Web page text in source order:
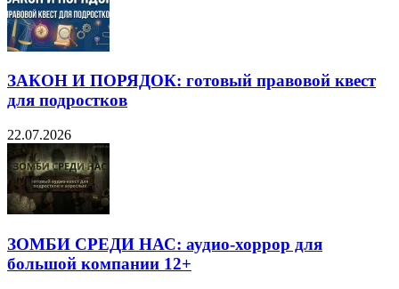
ЗАКОН И ПОРЯДОК: готовый правовой квест
для подростков
22.07.2026
ЗОМБИ СРЕДИ НАС: аудио-хоррор для
большой компании 12+